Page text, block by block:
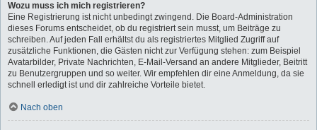
Wozu muss ich mich registrieren?
Eine Registrierung ist nicht unbedingt zwingend. Die Board-Administration
dieses Forums entscheidet, ob du registriert sein musst, um Beiträge zu
schreiben. Auf jeden Fall erhältst du als registriertes Mitglied Zugriff auf
zusätzliche Funktionen, die Gästen nicht zur Verfügung stehen: zum Beispiel
Avatarbilder, Private Nachrichten, E-Mail-Versand an andere Mitglieder, Beitritt
zu Benutzergruppen und so weiter. Wir empfehlen dir eine Anmeldung, da sie
schnell erledigt ist und dir zahlreiche Vorteile bietet.
Nach oben